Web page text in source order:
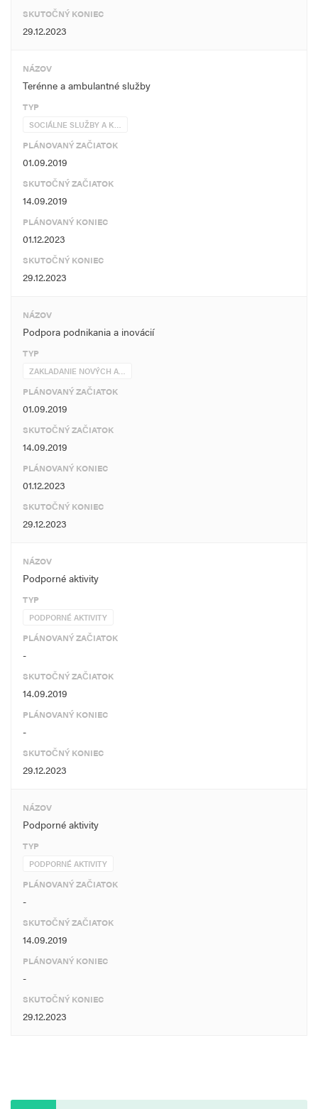
SKUTOČNÝ KONIEC
29.12.2023
NÁZOV
Terénne a ambulantné služby
TYP
SOCIÁLNE SLUŽBY A K…
PLÁNOVANÝ ZAČIATOK
01.09.2019
SKUTOČNÝ ZAČIATOK
14.09.2019
PLÁNOVANÝ KONIEC
01.12.2023
SKUTOČNÝ KONIEC
29.12.2023
NÁZOV
Podpora podnikania a inovácií
TYP
ZAKLADANIE NOVÝCH A…
PLÁNOVANÝ ZAČIATOK
01.09.2019
SKUTOČNÝ ZAČIATOK
14.09.2019
PLÁNOVANÝ KONIEC
01.12.2023
SKUTOČNÝ KONIEC
29.12.2023
NÁZOV
Podporné aktivity
TYP
PODPORNÉ AKTIVITY
PLÁNOVANÝ ZAČIATOK
-
SKUTOČNÝ ZAČIATOK
14.09.2019
PLÁNOVANÝ KONIEC
-
SKUTOČNÝ KONIEC
29.12.2023
NÁZOV
Podporné aktivity
TYP
PODPORNÉ AKTIVITY
PLÁNOVANÝ ZAČIATOK
-
SKUTOČNÝ ZAČIATOK
14.09.2019
PLÁNOVANÝ KONIEC
-
SKUTOČNÝ KONIEC
29.12.2023